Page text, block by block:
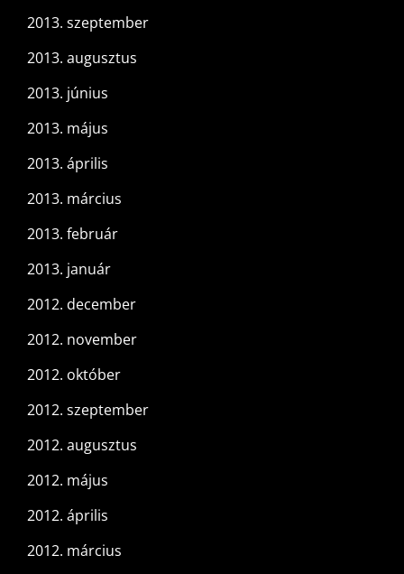
2013. szeptember
2013. augusztus
2013. június
2013. május
2013. április
2013. március
2013. február
2013. január
2012. december
2012. november
2012. október
2012. szeptember
2012. augusztus
2012. május
2012. április
2012. március